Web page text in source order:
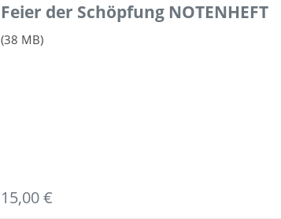
Feier der Schöpfung NOTENHEFT
(38 MB)
15,00 €